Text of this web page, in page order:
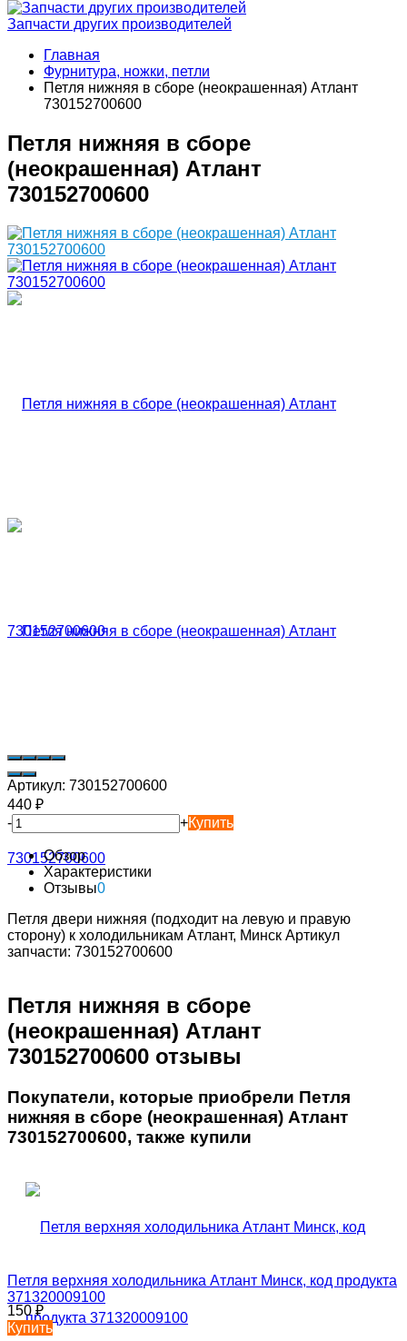
Запчасти других производителей
Главная
Фурнитура, ножки, петли
Петля нижняя в сборе (неокрашенная) Атлант
730152700600​​
Петля нижняя в сборе
(неокрашенная) Атлант
730152700600​​
Артикул: 730152700600
440 ₽
-
+Купить
Обзор
Характеристики
Отзывы0
Петля двери нижняя (подходит на левую и правую
сторону) к холодильникам Атлант, Минск Артикул
запчасти: 730152700600
Петля нижняя в сборе
(неокрашенная) Атлант
730152700600​​ отзывы
Покупатели, которые приобрели Петля
нижняя в сборе (неокрашенная) Атлант
730152700600​​, также купили
Петля верхняя холодильника Атлант Минск, код продукта
371320009100
150 ₽
Купить